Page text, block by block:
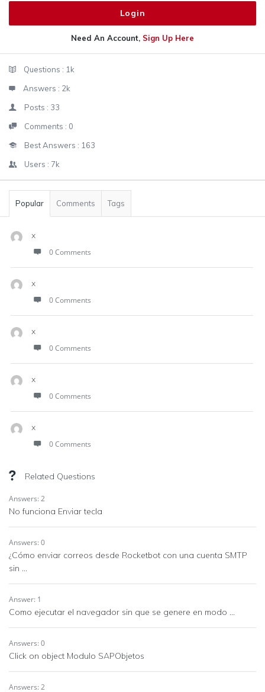
Need An Account, Sign Up Here
StatsQuestions : 1k
Answers : 2k
Posts : 33
Comments : 0
Best Answers : 163
Users : 7k
Popular Comments Tags
x
0 Comments
x
0 Comments
x
0 Comments
x
0 Comments
x
0 Comments
Related Questions
Answers: 2
No funciona Enviar tecla
Answers: 0
¿Cómo enviar correos desde Rocketbot con una cuenta SMTP
sin ...
Answer: 1
Como ejecutar el navegador sin que se genere en modo ...
Answers: 0
Click on object Modulo SAPObjetos
Answers: 2